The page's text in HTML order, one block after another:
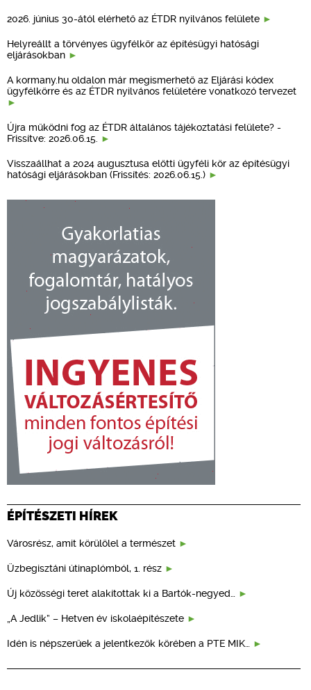
2026. június 30-ától elérhető az ÉTDR nyilvános felülete
Helyreállt a törvényes ügyfélkör az építésügyi hatósági
eljárásokban
A kormany.hu oldalon már megismerhető az Eljárási kódex
ügyfélkörre és az ÉTDR nyilvános felületére vonatkozó tervezet
Újra működni fog az ÉTDR általános tájékoztatási felülete? -
Frissítve: 2026.06.15.
Visszaállhat a 2024 augusztusa előtti ügyféli kör az építésügyi
hatósági eljárásokban (Frissítés: 2026.06.15.)
ÉPÍTÉSZETI HÍREK
Városrész, amit körülölel a természet
Üzbegisztáni útinaplómból, 1. rész
Új közösségi teret alakítottak ki a Bartók-negyed…
„A Jedlik” – Hetven év iskolaépítészete
Idén is népszerűek a jelentkezők körében a PTE MIK…